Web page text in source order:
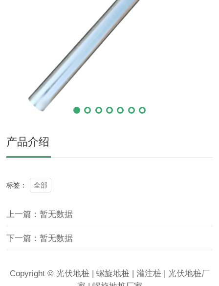
产品介绍
标签： 全部
上一篇：暂无数据
下一篇：暂无数据
Copyright © 光伏地桩 | 螺旋地桩 | 灌注桩 | 光伏地桩厂